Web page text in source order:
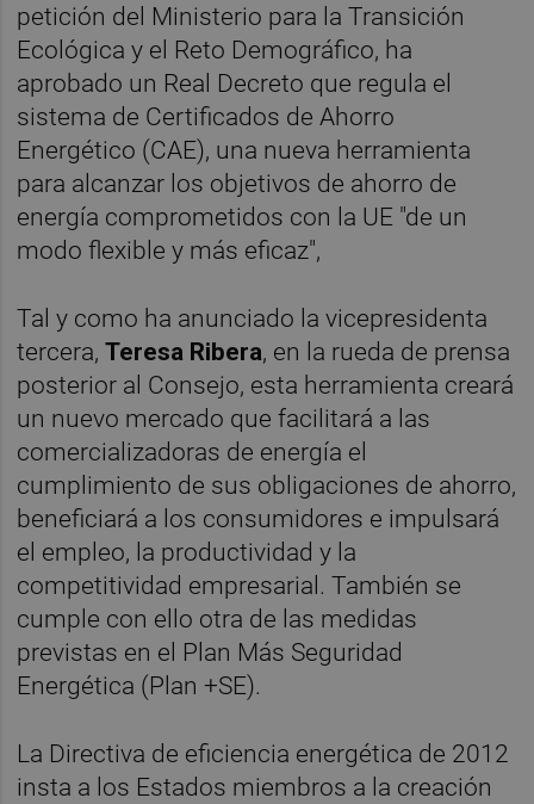
petición del Ministerio para la Transición
Ecológica y el Reto Demográfico, ha
aprobado un Real Decreto que regula el
sistema de Certificados de Ahorro
Energético (CAE), una nueva herramienta
para alcanzar los objetivos de ahorro de
energía comprometidos con la UE "de un
modo flexible y más eficaz",
Tal y como ha anunciado la vicepresidenta
tercera,Teresa Ribera, en la rueda de prensa
posterior al Consejo, esta herramienta creará
un nuevo mercado que facilitará a las
comercializadoras de energía el
cumplimiento de sus obligaciones de ahorro,
beneficiará a los consumidores e impulsará
el empleo, la productividad y la
competitividad empresarial. También se
cumple con ello otra de las medidas
previstas en el Plan Más Seguridad
Energética (Plan +SE).
La Directiva de eficiencia energética de 2012
insta a los Estados miembros a la creación